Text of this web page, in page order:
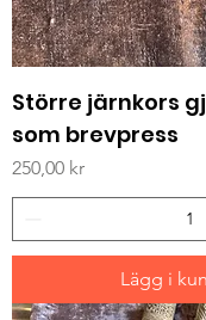
Större järnkors
som brevpress
Pris
250,00 kr
Lägg i